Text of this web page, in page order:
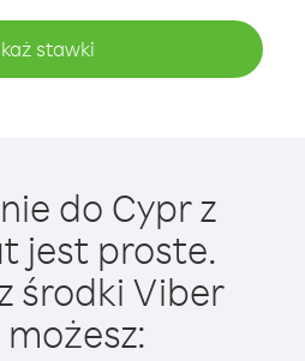
stawki
do Cypr z
jest proste.
środki Viber